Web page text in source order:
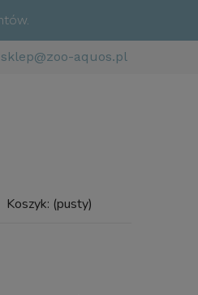
sklep@zoo-aquos.pl
Koszyk: (pusty)